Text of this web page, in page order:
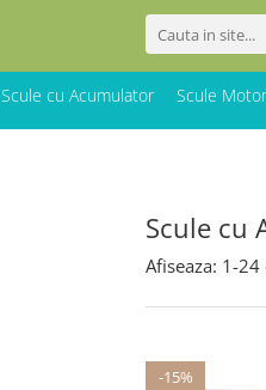
Scule cu Acumulator Scule
Scule cu
Afiseaza: 1-24
-15%